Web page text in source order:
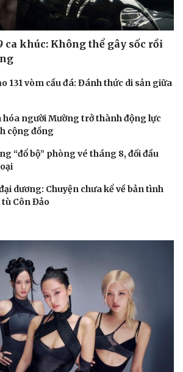
ca khúc: Không thể gây sốc rồi
131 vòm cầu đá: Đánh thức di sản giữa
hóa người Mường trở thành động lực
cộng đồng
“đổ bộ” phòng vé tháng 8, đối đầu
dương: Chuyện chưa kể về bản tình
Côn Đảo